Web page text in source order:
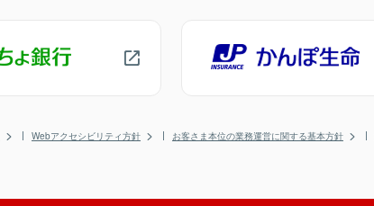
Webアクセシビリティ方針 お客さま本位の業務運営に関する基本方針